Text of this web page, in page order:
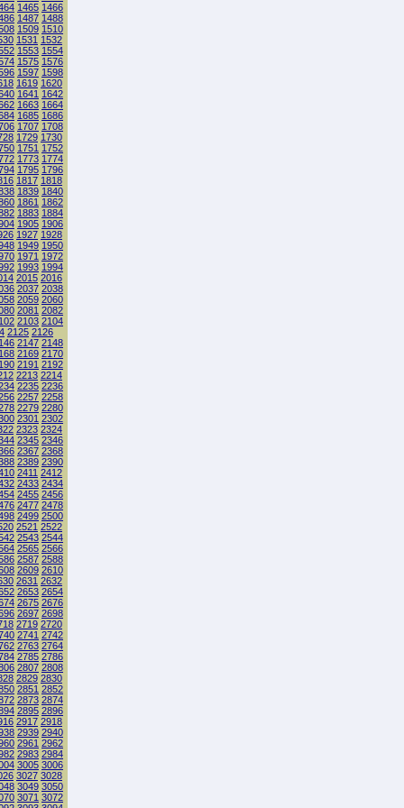
1465 1466
1487 1488
1509 1510
1531 1532
1553 1554
1575 1576
1597 1598
1619 1620
1641 1642
1663 1664
1685 1686
1707 1708
1729 1730
1751 1752
1773 1774
1795 1796
1817 1818
1839 1840
1861 1862
1883 1884
1905 1906
1927 1928
1949 1950
1971 1972
1993 1994
2015 2016
2037 2038
2059 2060
2081 2082
2103 2104
2125 2126
2147 2148
2169 2170
2191 2192
2213 2214
2235 2236
2257 2258
2279 2280
2301 2302
2323 2324
2345 2346
2367 2368
2389 2390
2411 2412
2433 2434
2455 2456
2477 2478
2499 2500
2521 2522
2543 2544
2565 2566
2587 2588
2609 2610
2631 2632
2653 2654
2675 2676
2697 2698
2719 2720
2741 2742
2763 2764
2785 2786
2807 2808
2829 2830
2851 2852
2873 2874
2895 2896
2917 2918
2939 2940
2961 2962
2983 2984
3005 3006
3027 3028
3049 3050
3071 3072